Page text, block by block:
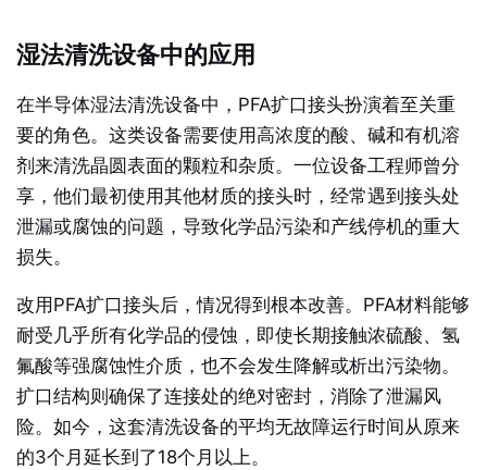
湿法清洗设备中的应用
在半导体湿法清洗设备中，PFA扩口接头扮演着至关重
要的角色。这类设备需要使用高浓度的酸、碱和有机溶
剂来清洗晶圆表面的颗粒和杂质。一位设备工程师曾分
享，他们最初使用其他材质的接头时，经常遇到接头处
泄漏或腐蚀的问题，导致化学品污染和产线停机的重大
损失。
改用PFA扩口接头后，情况得到根本改善。PFA材料能够
耐受几乎所有化学品的侵蚀，即使长期接触浓硫酸、氢
氟酸等强腐蚀性介质，也不会发生降解或析出污染物。
扩口结构则确保了连接处的绝对密封，消除了泄漏风
险。如今，这套清洗设备的平均无故障运行时间从原来
的3个月延长到了18个月以上。